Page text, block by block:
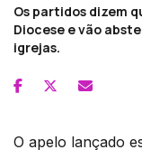
Os partidos dizem
Diocese e vão
igrejas.
O apelo lançado